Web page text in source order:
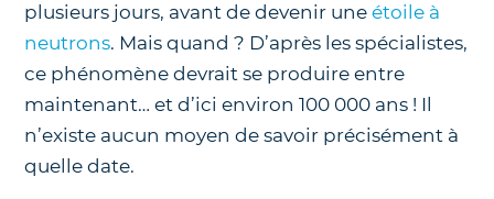
plusieurs jours, avant de devenir uneétoile à
neutrons. Mais quand ? D’après les spécialistes,
ce phénomène devrait se produire entre
maintenant… et d’ici environ 100 000 ans ! Il
n’existe aucun moyen de savoir précisément à
quelle date.